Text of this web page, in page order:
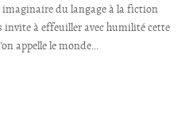
du langage à la fiction
invite à effeuiller avec humilité cette
appelle le monde...